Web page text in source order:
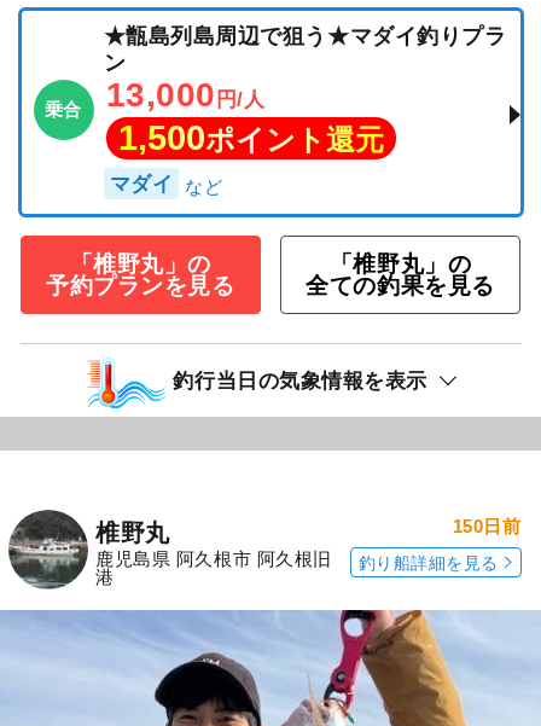
乗合
★甑島列島周辺で狙う★マダイ釣りプラ
ン
13,000 円/人
1,500ポイント還元
マダイ
「椎野丸」の
予約プランを見る
「椎野丸」の
全ての釣果を見る
釣行当日の気象情報を表示
椎野丸
鹿児島県 阿久根市 阿久根旧
港
150日前
釣り船詳細を見る